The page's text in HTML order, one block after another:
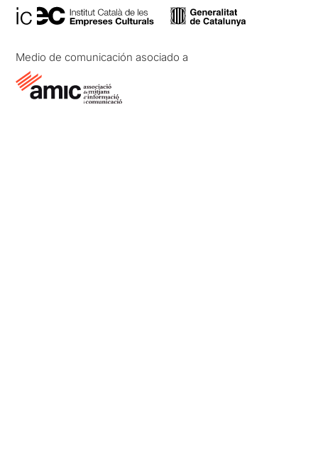
Medio de comunicación asociado a